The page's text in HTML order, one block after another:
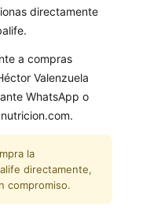
directamente
a compras
Valenzuela
WhatsApp o
la
directamente,
compromiso.